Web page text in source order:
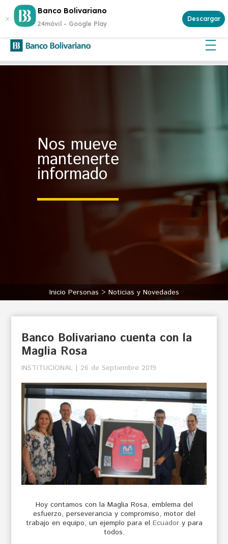
Banco Bolivariano
24móvil - Google Play
Descargar
¿Buscas invertir con seguridad? Genera rentabilidad con un
Certificado de Depósito
Nos mueve
mantenerte
informado
Inicio Personas Noticias y Novedades
Banco Bolivariano cuenta con la
Maglia Rosa
INSTITUCIONAL | 26 de Septiembre 2019
Hoy contamos con la Maglia Rosa, emblema del
esfuerzo, perseverancia y compromiso, motor del
trabajo en equipo, un ejemplo para el Ecuadory para
todos.